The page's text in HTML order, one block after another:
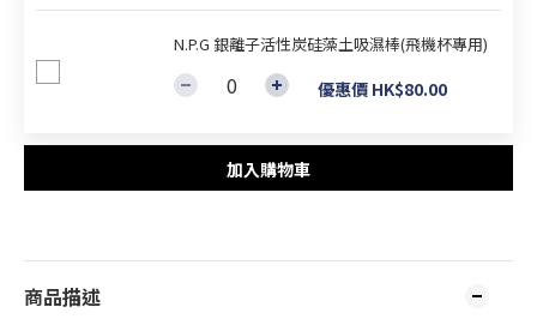
N.P.G 銀離子活性炭硅藻土吸濕棒(飛機杯專用)
優惠價 HK$80.00
加入購物車
商品描述